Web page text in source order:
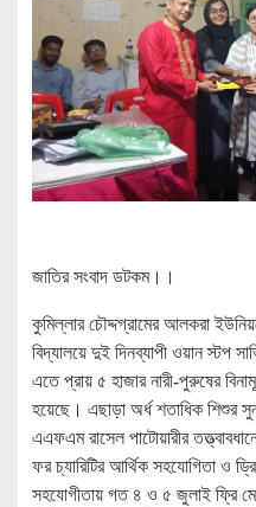
জাতির সংবাদ ডটকম।।
কুমিল্লার চৌদ্দগ্রামের আলকরা
বিদ্যালয়ে দুই দিনব্যাপী ওয়ান স্টপ
এতে প্রায় ৫ হাজার নারী-পুরুষের
হয়েছে। এছাড়া অর্ধ শতাধিক শিশুর
এএফএম রাসেল পাটোয়ারীর
ফর চ্যারিটির আর্থিক সহযোগিতা ও
সহযোগীতায় গত ৪ ও ৫ জুলাই ফ্রি